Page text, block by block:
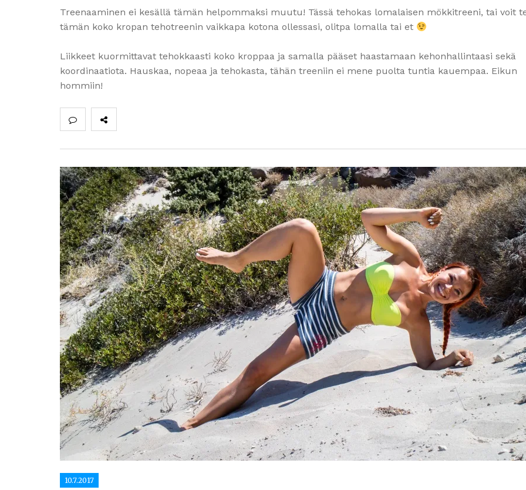
Treenaaminen ei kesällä tämän helpommaksi muutu! Tässä tehokas lomalaisen mökkitreeni, tai voit
tämän koko kropan tehotreenin vaikkapa kotona ollessasi, olitpa lomalla tai et
Liikkeet kuormittavat tehokkaasti koko kroppaa ja samalla pääset haastamaan kehonhallintaasi sekä
koordinaatiota. Hauskaa, nopeaa ja tehokasta, tähän treeniin ei mene puolta tuntia kauempaa. Eikun
hommiin!
10.7.2017